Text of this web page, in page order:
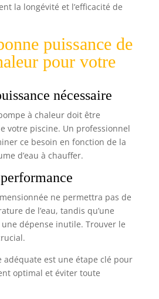
la longévité et l’efficacité de
puissance de
pour votre
nécessaire
à chaleur doit être
votre piscine. Un professionnel
ce besoin en fonction de la
d’eau à chauffer.
ne permettra pas de
de l’eau, tandis qu’une
dépense inutile. Trouver le
adéquate est une étape clé pour
optimal et éviter toute